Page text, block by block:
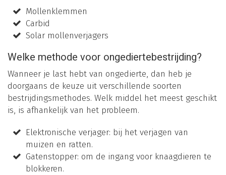
Mollenklemmen
Carbid
Solar mollenverjagers
Welke methode voor ongediertebestrijding?
Wanneer je last hebt van ongedierte, dan heb je
doorgaans de keuze uit verschillende soorten
bestrijdingsmethodes. Welk middel het meest geschikt
is, is afhankelijk van het probleem.
Elektronische verjager: bij het verjagen van
muizen en ratten.
Gatenstopper: om de ingang voor knaagdieren te
blokkeren.